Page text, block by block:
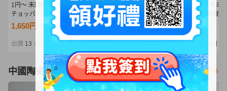
1円～ 未開封 ONE PIECE
チョッパー 目指せ海賊フ
ィギュア 全4種
1,650円 NT357
出價 13 1日
【一番くじ】ワンピース
-エルバフ編- GIANT
BASH!! Vol.1 C賞 ナミ
MASTERLISE EXPIECE
2点セット☆未開封
（4787）
3,600円NT779
◇未開封 箱イタミ
S.H.Figuarts 百獣の
ドウ(人獣型) 『ONE
PIECE』 フィギュ
ワンピース 同梱不
1,827円NT395
中國陶瓷器 看更多